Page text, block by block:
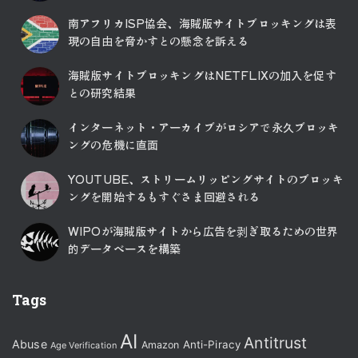
南アフリカISP協会、海賊版サイトブロッキングは表
現の自由を脅かすとの懸念を訴える
海賊版サイトブロッキングはNETFLIXの加入を促す
との研究結果
インターネット・アーカイブがロシアで永久ブロッキ
ングの危機に直面
YOUTUBE、ストリームリッピングサイトのブロッキ
ングを開始するもすぐさま回避される
WIPOが海賊版サイトから広告を剥ぎ取るための世界
的データベースを構築
Tags
Abuse Age Verification AI Amazon Anti-Piracy Antitrust